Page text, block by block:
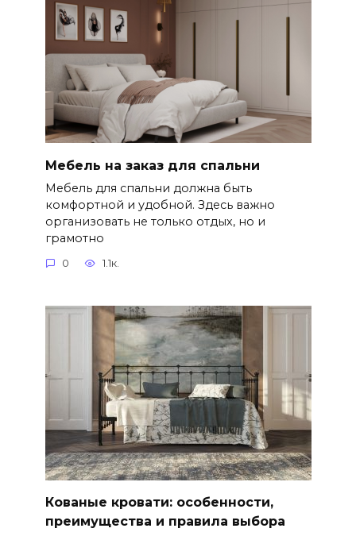
Мебель на заказ для спальни
Мебель для спальни должна быть
комфортной и удобной. Здесь важно
организовать не только отдых, но и
грамотно
0 1.1к.
Кованые кровати: особенности,
преимущества и правила выбора